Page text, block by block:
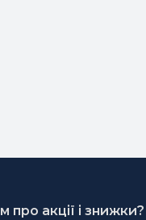
акції і знижки?